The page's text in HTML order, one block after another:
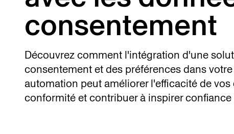
consentement
Découvrez comment l'intégration d'une
consentement et des préférences dans
automation peut améliorer l'efficacité de vos
conformité et contribuer à inspirer